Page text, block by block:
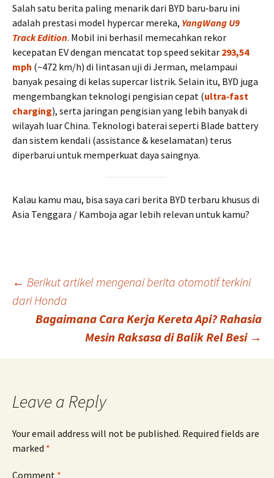
Salah satu berita paling menarik dari BYD baru‑baru ini
adalah prestasi model hypercar mereka, YangWang U9
Track Edition. Mobil ini berhasil memecahkan rekor
kecepatan EV dengan mencatat top speed sekitar 293,54
mph (~472 km/h) di lintasan uji di Jerman, melampaui
banyak pesaing di kelas supercar listrik. Selain itu, BYD juga
mengembangkan teknologi pengisian cepat (ultra‑fast
charging), serta jaringan pengisian yang lebih banyak di
wilayah luar China. Teknologi baterai seperti Blade battery
dan sistem kendali (assistance & keselamatan) terus
diperbarui untuk memperkuat daya saingnya.
Kalau kamu mau, bisa saya cari berita BYD terbaru khusus di
Asia Tenggara / Kamboja agar lebih relevan untuk kamu?
Post
navigation
← Berikut artikel mengenai berita otomotif terkini
dari Honda
Bagaimana Cara Kerja Kereta Api? Rahasia
Mesin Raksasa di Balik Rel Besi →
Leave a Reply
Your email address will not be published. Required fields are
marked *
Comment *